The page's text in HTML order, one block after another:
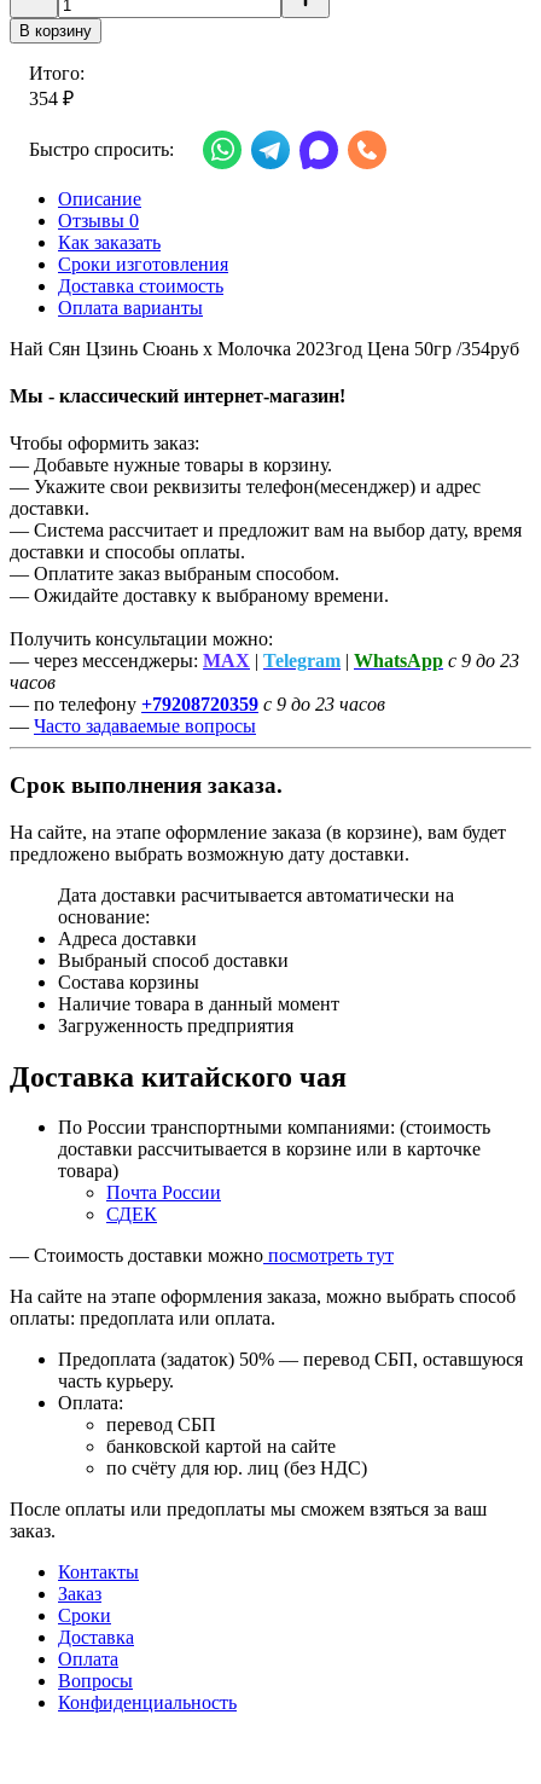
В корзину
Итого:
354 ₽
Быстро спросить:
Описание
Отзывы 0
Как заказать
Сроки изготовления
Доставка стоимость
Оплата варианты
Най Сян Цзинь Сюань х Молочка 2023год Цена 50гр /354руб
Мы - классический интернет-магазин!
Чтобы оформить заказ:
— Добавьте нужные товары в корзину.
— Укажите свои реквизиты телефон(месенджер) и адрес
доставки.
— Система рассчитает и предложит вам на выбор дату, время
доставки и способы оплаты.
— Оплатите заказ выбраным способом.
— Ожидайте доставку к выбраному времени.
Получить консультации можно:
— через мессенджеры: MAX | Telegram | WhatsApp с 9 до 23
часов
— по телефону +79208720359 с 9 до 23 часов
— Часто задаваемые вопросы
Срок выполнения заказа.
На сайте, на этапе оформление заказа (в корзине), вам будет
предложено выбрать возможную дату доставки.
Дата доставки расчитывается автоматически на
основание:
Адреса доставки
Выбраный способ доставки
Состава корзины
Наличие товара в данный момент
Загруженность предприятия
Доставка китайского чая
По России транспортными компаниями: (стоимость
доставки рассчитывается в корзине или в карточке
товара)
Почта России
СДЕК
— Стоимость доставки можно посмотреть тут
На сайте на этапе оформления заказа, можно выбрать способ
оплаты: предоплата или оплата.
Предоплата (задаток) 50% — перевод СБП, оставшуюся
часть курьеру.
Оплата:
перевод СБП
банковской картой на сайте
по счёту для юр. лиц (без НДС)
После оплаты или предоплаты мы сможем взяться за ваш
заказ.
Контакты
Заказ
Cроки
Доставка
Оплата
Вопросы
Конфиденциальность